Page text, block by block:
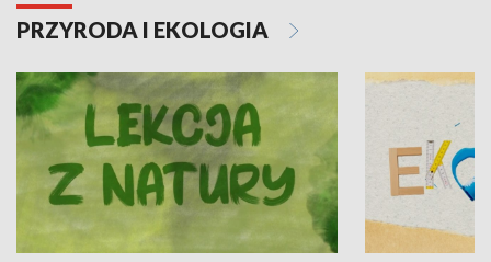
PRZYRODA I EKOLOGIA